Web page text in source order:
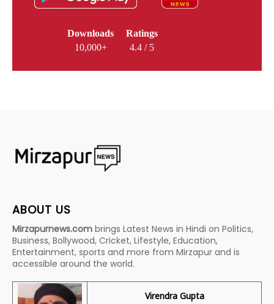
Downloads
10,000+
Ratings
4.4 / 5
ABOUT US
Mirzapurnews.com brings Latest News in Hindi on Politics,
Business, Bollywood, Cricket, Lifestyle, Education,
Entertainment, sports and more from Mirzapur and is
accessible around the world.
Virendra Gupta